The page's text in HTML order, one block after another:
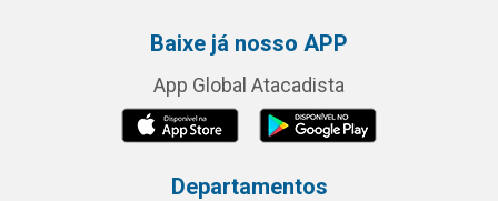
Baixe já nosso APP
App Global Atacadista
Departamentos